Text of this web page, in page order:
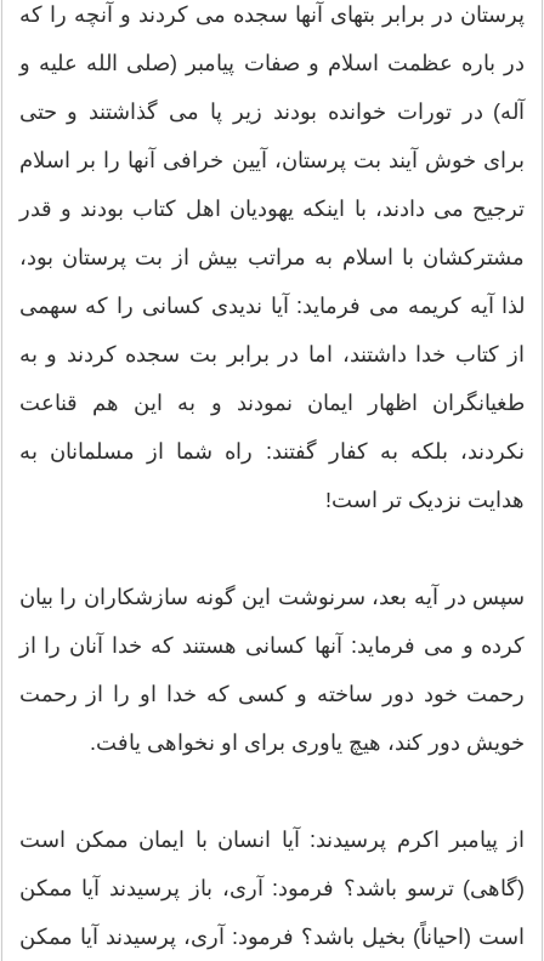
پرستان در برابر بتهاى آنها سجده مى‏ كردند و آنچه را كه
در باره عظمت اسلام و صفات پیامبر (صلی الله علیه و
آله) در تورات خوانده بودند زیر پا مى‏ گذاشتند و حتى
براى خوش‏ آیند بت ‏پرستان، آیین خرافى آنها را بر اسلام
ترجیح مى‏ دادند، با اینكه یهودیان اهل كتاب بودند و قدر
مشتركشان با اسلام به مراتب بیش از بت‏ پرستان بود،
لذا آیه کریمه می فرماید: آیا ندیدى كسانى را كه سهمى
از كتاب خدا داشتند، اما در برابر بت سجده كردند و به
طغیانگران اظهار ایمان نمودند و به این هم قناعت
نكردند، بلكه به كفار گفتند: راه شما از مسلمانان به
هدایت نزدیک تر است!
سپس در آیه بعد، سرنوشت این گونه سازشكاران را بیان
كرده و مى ‏فرماید: آنها كسانى هستند كه خدا آنان را از
رحمت خود دور ساخته و كسى كه خدا او را از رحمت
خویش دور كند، هیچ یاورى براى او نخواهى یافت.
از پیامبر اکرم پرسیدند: آیا انسان با ایمان ممكن است
(گاهى) ترسو باشد؟ فرمود: آرى، باز پرسیدند آیا ممكن
است (احیاناً) بخیل باشد؟ فرمود: آرى، پرسیدند آیا ممكن